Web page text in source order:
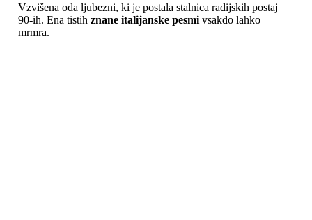
Vzvišena oda ljubezni, ki je postala stalnica radijskih postaj
90-ih. Ena tistih znane italijanske pesmi vsakdo lahko
mrmra.